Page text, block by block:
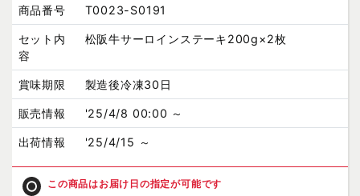
商品番号 T0023-S0191
セット内
容
松阪牛サーロインステーキ200g×2枚
賞味期限 製造後冷凍30日
販売情報 '25/4/8 00:00 ～
出荷情報 '25/4/15 ～
この商品はお届け日の指定が可能です